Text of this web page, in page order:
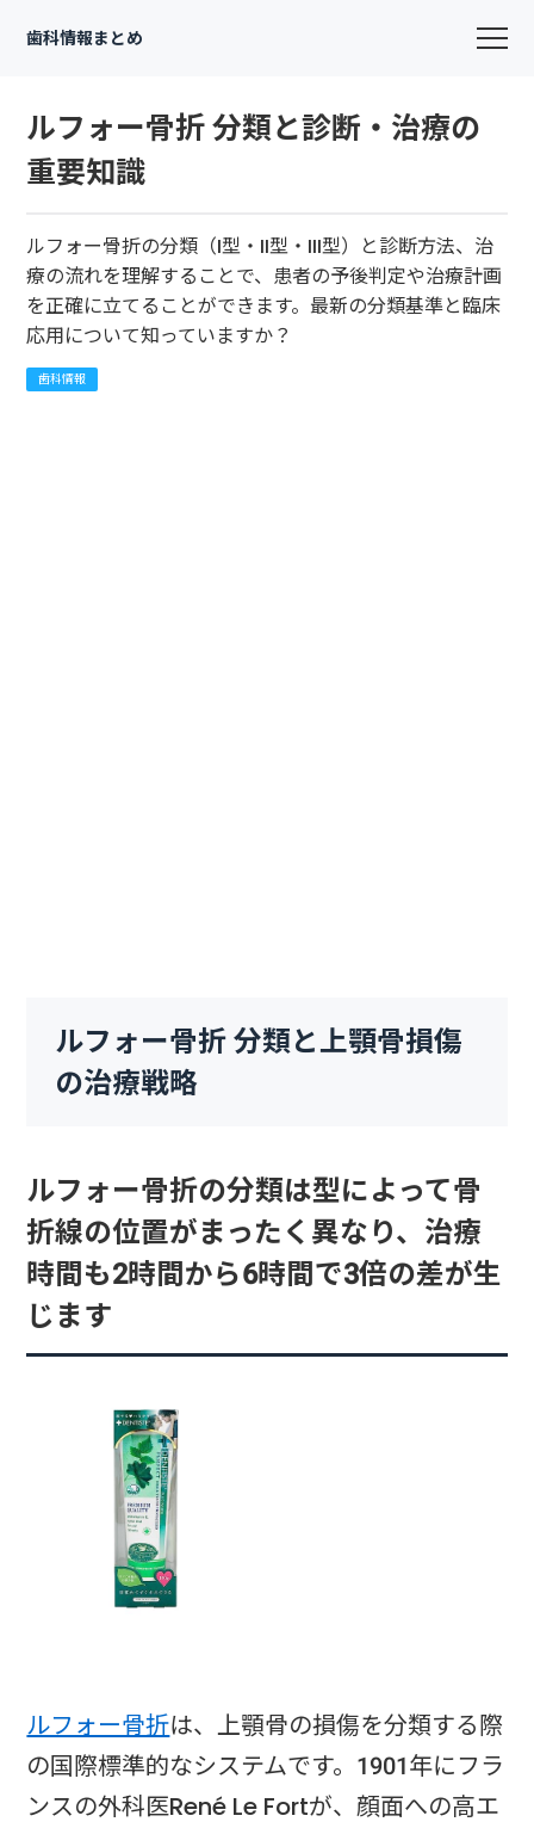
歯科情報まとめ
ルフォー骨折 分類と診断・治療の
重要知識
ルフォー骨折の分類（I型・II型・III型）と診断方法、治
療の流れを理解することで、患者の予後判定や治療計画
を正確に立てることができます。最新の分類基準と臨床
応用について知っていますか？
歯科情報
ルフォー骨折 分類と上顎骨損傷
の治療戦略
ルフォー骨折の分類は型によって骨
折線の位置がまったく異なり、治療
時間も2時間から6時間で3倍の差が生
じます
ルフォー骨折は、上顎骨の損傷を分類する際
の国際標準的なシステムです。1901年にフラ
ンスの外科医René Le Fortが、顔面への高エ